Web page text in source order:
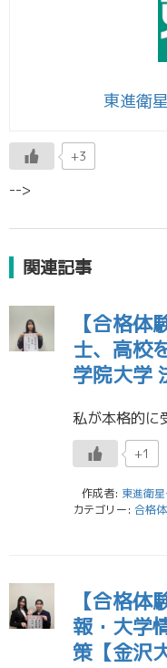
東進衛
+3
-->
関連記事
【合格
士、高校
学院大学
+1
作成者: 東進衛
カテゴリー: 合格
【合格
報・大学
策【金沢